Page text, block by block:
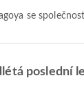
se
poslední